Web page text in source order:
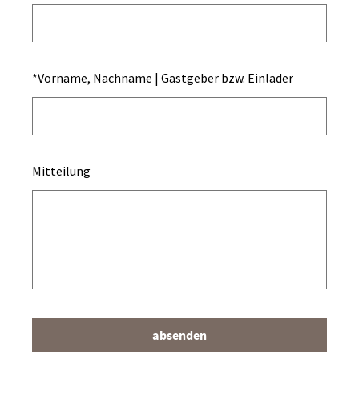
*Vorname, Nachname | Gastgeber bzw. Einlader
Mitteilung
absenden